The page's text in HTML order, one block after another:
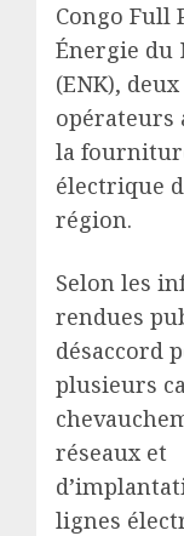
Congo Full
Énergie du
(ENK), deux
opérateurs
la
électrique
région.
Selon les
rendues
désaccord
plusieurs
réseaux et
lignes